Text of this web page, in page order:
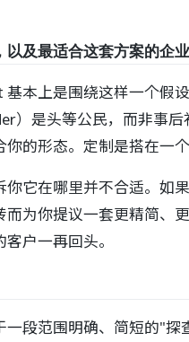
以及最适合这套方案的企业
基本上是围绕这样一个
）是头等公民，而非事
的形态。定制是搭在一
它在哪里并不合适。如
为你提议一套更精简、
户一再回头。
一段范围明确、简短的"